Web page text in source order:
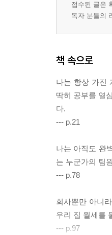
접수된 글은
독자 분들의
책 속으로
나는 항상 가진
딱히 공부를 열
다.
--- p.21
나는 아직도 완
는 누군가의 팀
--- p.78
회사뿐만 아니
우리 집 월세를
--- p.97